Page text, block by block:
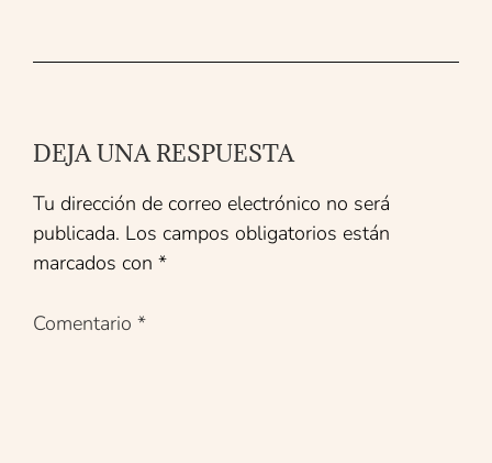
DEJA UNA RESPUESTA
Tu dirección de correo electrónico no será
publicada. Los campos obligatorios están
marcados con *
Comentario *